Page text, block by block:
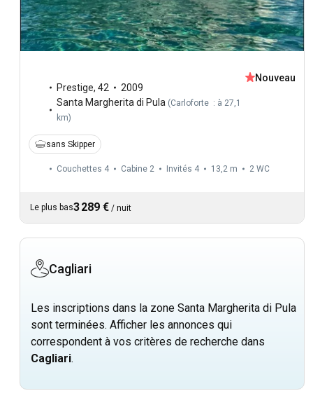
Prestige, 42
2009
Santa Margherita di Pula (Carloforte : à 27,1
km)
Nouveau
sans Skipper
Couchettes 4 Cabine 2 Invités 4 13,2 m 2 WC
Le plus bas3 289 € / nuit
Cagliari
Les inscriptions dans la zone Santa Margherita di Pula
sont terminées. Afficher les annonces qui
correspondent à vos critères de recherche dans
Cagliari.